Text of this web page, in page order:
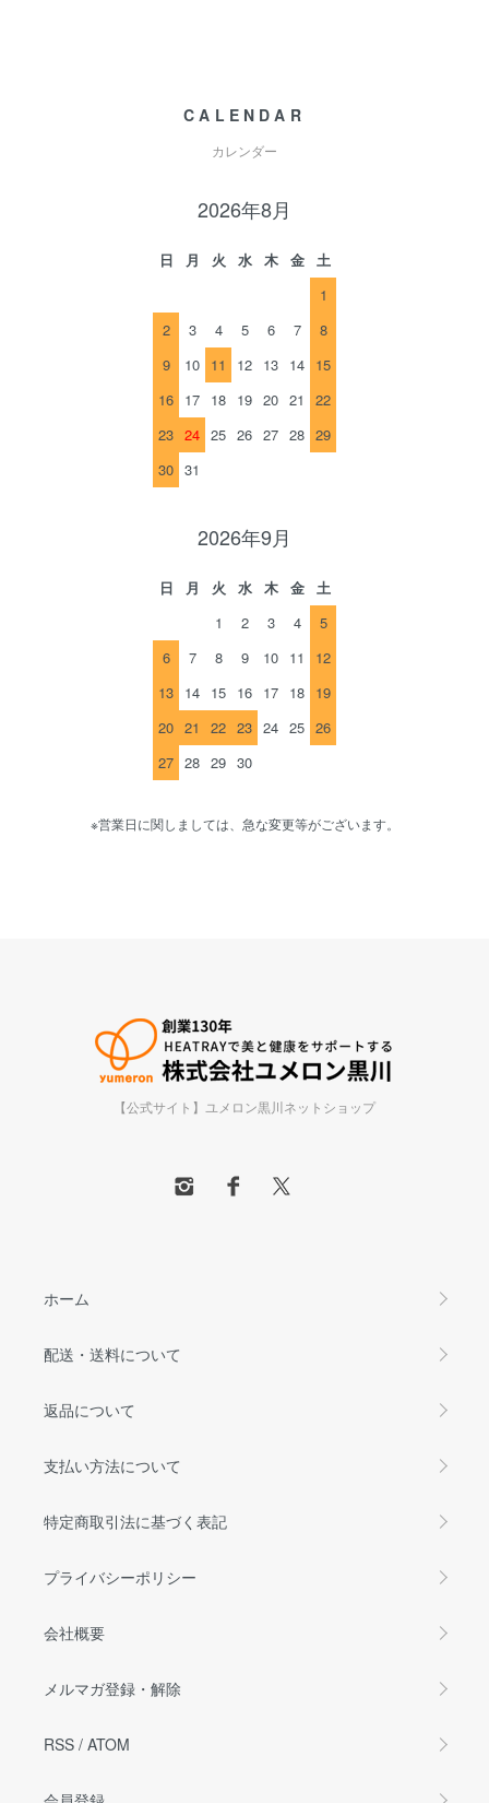
CALENDAR
カレンダー
2026年8月
日 月 火 水 木 金
土
1
2
3 4 5 6 7
8
9
10 11 12 13 14 15
16 17 18 19 20 21
22
23 24 25 26 27 28 29
30 31
2026年9月
日 月 火 水 木 金
土
1
2 3 4
5
6
7 8 9 10 11
12
13 14 15 16 17 18 19
20 21 22 23 24 25 26
27 28 29 30
※営業日に関しましては、急な変更等がございます。
【公式サイト】ユメロン黒川ネットショップ
ホーム
配送・送料について
返品について
支払い方法について
特定商取引法に基づく表記
プライバシーポリシー
会社概要
メルマガ登録・解除
RSS / ATOM